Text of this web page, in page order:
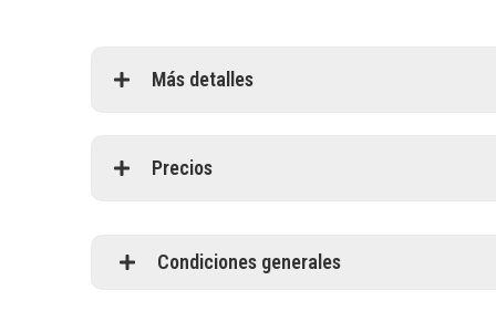
Más detalles
Precios
Condiciones generales